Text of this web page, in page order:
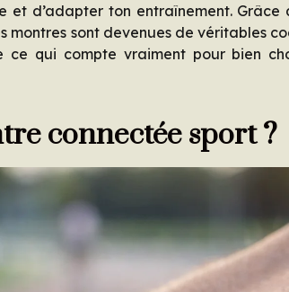
et d’adapter ton entraînement. Grâce
sont devenues de véritables
ce qui compte vraiment pour bien
connectée sport ?